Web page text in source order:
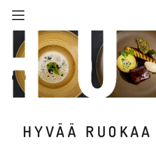
sisältöön
HYVÄÄ